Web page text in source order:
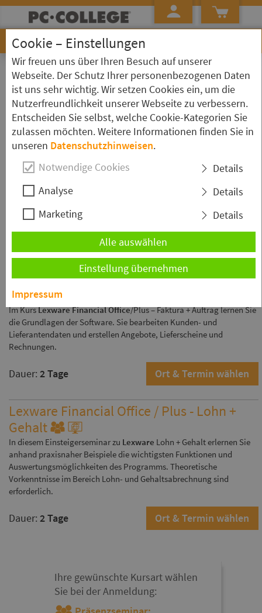
Startseite»Seminarübersicht ...»Lexware Financial Office
Schulungen zum Thema: Lexware
Financial Office
Lexware Financial Office / Plus -
Buchhalter
den Einstieg in die Anwendung des Programms
Lexware
. Sie
Bereich Buchhaltung / Buchführung.
Ort & Termin wählen
Lexware Financial Office / Plus - Faktura +
Auftrag
Im KursLexware Financial Office/Plus – Faktura + Auftrag lernen Sie
die Grundlagen der Software. Sie bearbeiten Kunden- und
Lieferantendaten und erstellen Angebote, Lieferscheine und
Rechnungen.
Dauer: 2 Tage Ort & Termin wählen
Lexware Financial Office / Plus - Lohn +
Gehalt
In diesem Einsteigerseminar zu Lexware Lohn + Gehalt erlernen Sie
anhand praxisnaher Beispiele die wichtigsten Funktionen und
Auswertungsmöglichkeiten des Programms. Theoretische
Vorkenntnisse im Bereich Lohn- und Gehaltsabrechnung sind
erforderlich.
Dauer: 2 Tage Ort & Termin wählen
Ihre gewünschte Kursart wählen
Sie bei der Anmeldung:
Cookie – Einstellungen
Wir freuen uns über Ihren Besuch auf unserer
Webseite. Der Schutz Ihrer personenbezogenen Daten
ist uns sehr wichtig. Wir setzen Cookies ein, um die
Nutzerfreundlichkeit unserer Webseite zu verbessern.
Entscheiden Sie selbst, welche Cookie-Kategorien Sie
zulassen möchten. Weitere Informationen finden Sie in
unseren Datenschutzhinweisen.
Notwendige Cookies
Details
Analyse
Details
Marketing
Details
Alle auswählen
Einstellung übernehmen
Impressum